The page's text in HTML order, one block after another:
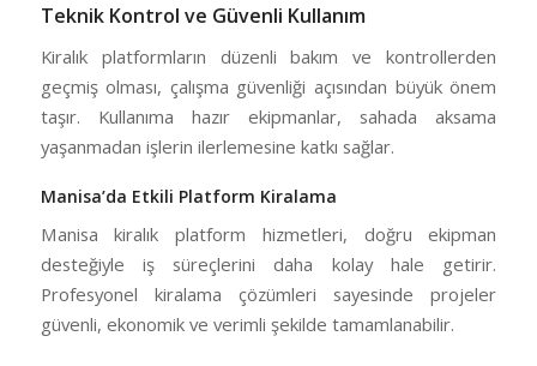
Teknik Kontrol ve Güvenli Kullanım
Kiralık platformların düzenli bakım ve kontrollerden
geçmiş olması, çalışma güvenliği açısından büyük önem
taşır. Kullanıma hazır ekipmanlar, sahada aksama
yaşanmadan işlerin ilerlemesine katkı sağlar.
Manisa’da Etkili Platform Kiralama
Manisa kiralık platform hizmetleri, doğru ekipman
desteğiyle iş süreçlerini daha kolay hale getirir.
Profesyonel kiralama çözümleri sayesinde projeler
güvenli, ekonomik ve verimli şekilde tamamlanabilir.